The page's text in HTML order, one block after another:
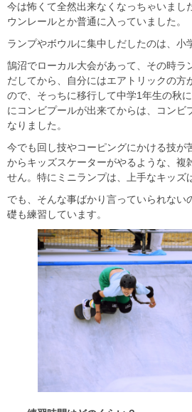
今は怖くて全然出来なくなっちゃいまし
ウンレールとか普通に入っていました。
ランプやボウルに集中しだしたのは、小
鵠沼でローカル大会があって、その時ラ
だしてから、自分にはエアトリックの方
ので、そっちに移行して中学1年生の秋
にコンビプールが出来てからは、コンビ
なりました。
今でも回し技やコーピングにかける技が
からキッズスケーターがやるような、複
せん。特にミニランプは、上手なキッズ
でも、そんな事ばかり言っていられない
礎も練習しています。